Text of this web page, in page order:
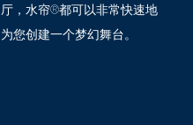
厅，水帘®都可以非常快速地
为您创建一个梦幻舞台。